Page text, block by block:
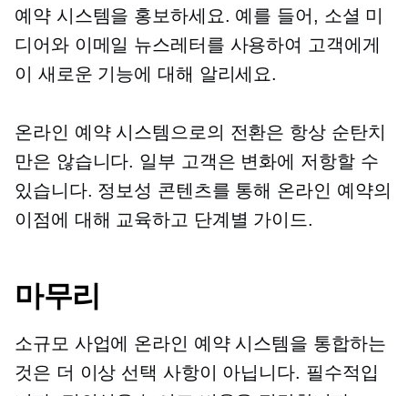
예약 시스템을 홍보하세요. 예를 들어, 소셜 미
디어와 이메일 뉴스레터를 사용하여 고객에게
이 새로운 기능에 대해 알리세요.
온라인 예약 시스템으로의 전환은 항상 순탄치
만은 않습니다. 일부 고객은 변화에 저항할 수
있습니다. 정보성 콘텐츠를 통해 온라인 예약의
이점에 대해 교육하고 단계별 가이드.
마무리
소규모 사업에 온라인 예약 시스템을 통합하는
것은 더 이상 선택 사항이 아닙니다. 필수적입